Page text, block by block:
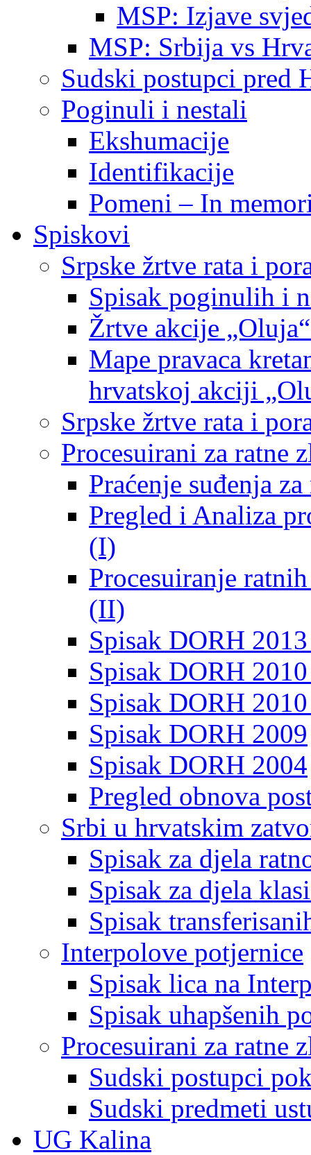
MSP: Izjave
MSP: Srbija vs
Sudski postupci pred
Poginuli i nestali
Ekshumacije
Identifikacije
Pomeni – In
Spiskovi
Srpske žrtve rata i
Spisak poginulih i
Žrtve akcije
Mape pravaca
hrvatskoj akciji
Srpske žrtve rata i
Procesuirani za ratne
Praćenje suđenja
Pregled i Analiza
(I)
Procesuiranje
(II)
Spisak DORH
Spisak DORH
Spisak DORH
Spisak DORH 2009
Spisak DORH 2004
Pregled obnova
Srbi u hrvatskim
Spisak za djela
Spisak za djela
Spisak
Interpolove potjernice
Spisak lica na
Spisak uhapšenih
Procesuirani za ratne
Sudski postupci
Sudski predmeti
UG Kalina